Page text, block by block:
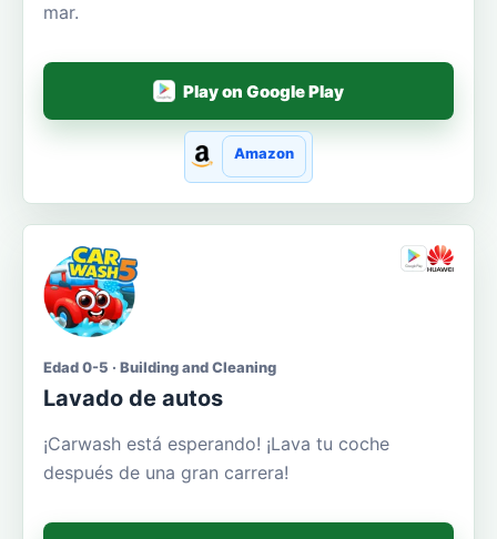
mar.
Play on Google Play
Amazon
Edad 0-5 · Building and Cleaning
Lavado de autos
¡Carwash está esperando! ¡Lava tu coche
después de una gran carrera!